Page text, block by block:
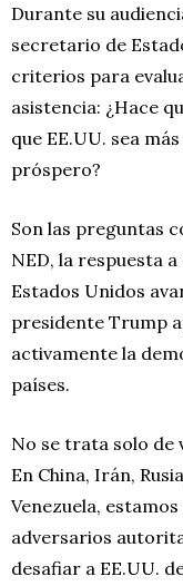
Durante su
secretario de
criterios para
asistencia: ¿Hace
que EE.UU. sea
próspero?
Son las preguntas
NED, la respuesta
Estados Unidos
presidente Trump
activamente la
países.
No se trata solo de
En China, Irán,
Venezuela,
adversarios
desafiar a EE.UU.